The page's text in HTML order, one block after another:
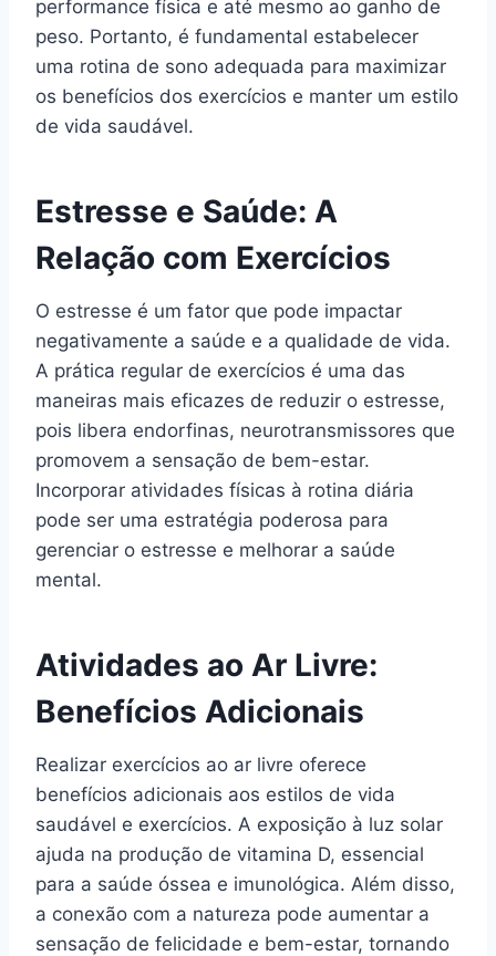
performance física e até mesmo ao ganho de
peso. Portanto, é fundamental estabelecer
uma rotina de sono adequada para maximizar
os benefícios dos exercícios e manter um estilo
de vida saudável.
Estresse e Saúde: A
Relação com Exercícios
O estresse é um fator que pode impactar
negativamente a saúde e a qualidade de vida.
A prática regular de exercícios é uma das
maneiras mais eficazes de reduzir o estresse,
pois libera endorfinas, neurotransmissores que
promovem a sensação de bem-estar.
Incorporar atividades físicas à rotina diária
pode ser uma estratégia poderosa para
gerenciar o estresse e melhorar a saúde
mental.
Atividades ao Ar Livre:
Benefícios Adicionais
Realizar exercícios ao ar livre oferece
benefícios adicionais aos estilos de vida
saudável e exercícios. A exposição à luz solar
ajuda na produção de vitamina D, essencial
para a saúde óssea e imunológica. Além disso,
a conexão com a natureza pode aumentar a
sensação de felicidade e bem-estar, tornando